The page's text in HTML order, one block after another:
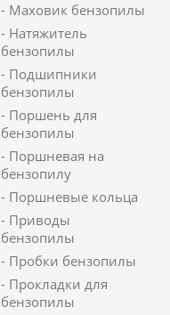
- Маховик бензопилы
- Натяжитель
бензопилы
- Подшипники
бензопилы
- Поршень для
бензопилы
- Поршневая на
бензопилу
- Поршневые кольца
- Приводы
бензопилы
- Пробки бензопилы
- Прокладки для
бензопилы